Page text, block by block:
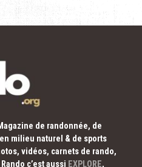
de randonnée, de
milieu naturel & de sports
vidéos, carnets de rando,
c’est aussi EXPLORE,